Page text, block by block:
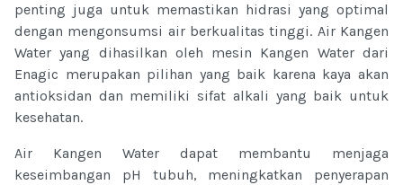
penting juga untuk memastikan hidrasi yang optimal
dengan mengonsumsi air berkualitas tinggi. Air Kangen
Water yang dihasilkan oleh mesin Kangen Water dari
Enagic merupakan pilihan yang baik karena kaya akan
antioksidan dan memiliki sifat alkali yang baik untuk
kesehatan.
Air Kangen Water dapat membantu menjaga
keseimbangan pH tubuh, meningkatkan penyerapan